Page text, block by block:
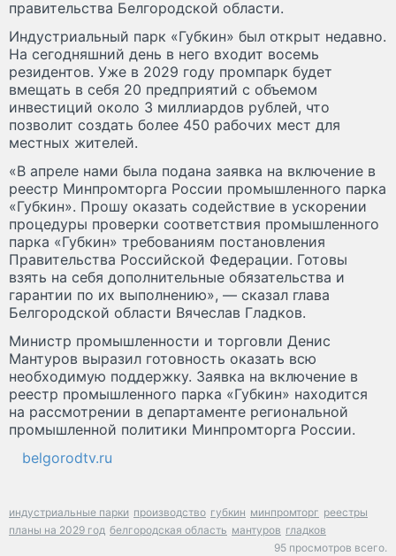
правительства Белгородской области.
Индустриальный парк «Губкин» был открыт недавно.
На сегодняшний день в него входит восемь
резидентов. Уже в 2029 году промпарк будет
вмещать в себя 20 предприятий с объемом
инвестиций около 3 миллиардов рублей, что
позволит создать более 450 рабочих мест для
местных жителей.
«В апреле нами была подана заявка на включение в
реестр Минпромторга России промышленного парка
«Губкин». Прошу оказать содействие в ускорении
процедуры проверки соответствия промышленного
парка «Губкин» требованиям постановления
Правительства Российской Федерации. Готовы
взять на себя дополнительные обязательства и
гарантии по их выполнению», — сказал глава
Белгородской области Вячеслав Гладков.
Министр промышленности и торговли Денис
Мантуров выразил готовность оказать всю
необходимую поддержку. Заявка на включение в
реестр промышленного парка «Губкин» находится
на рассмотрении в департаменте региональной
промышленной политики Минпромторга России.
belgorodtv.ru
индустриальные парки производство губкин минпромторг реестры
планы на 2029 год белгородская область мантуров гладков
95 просмотров всего.